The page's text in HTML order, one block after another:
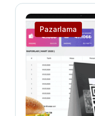
Pazarlama